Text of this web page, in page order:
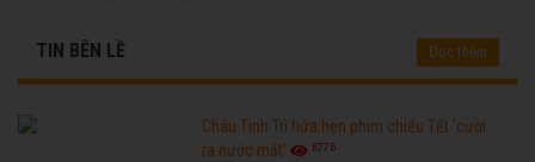
TIN BÊN LỀ Đọc thêm
Châu Tinh Trì hứa hẹn phim chiếu Tết 'cười
ra nước mắt'
6776